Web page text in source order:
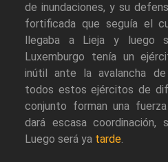
de inundaciones, y su
fortificada que seguía el
llegaba a Lieja y luego
Luxemburgo tenía un
inútil ante la avalancha de
todos estos ejércitos de
conjunto forman una
dará escasa coordinación,
Luego será ya tarde.